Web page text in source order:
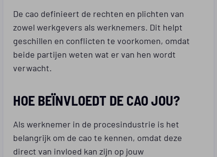
De cao definieert de rechten en plichten van
zowel werkgevers als werknemers. Dit helpt
geschillen en conflicten te voorkomen, omdat
beide partijen weten wat er van hen wordt
verwacht.
HOE BEÏNVLOEDT DE CAO JOU?
Als werknemer in de procesindustrie is het
belangrijk om de cao te kennen, omdat deze
direct van invloed kan zijn op jouw